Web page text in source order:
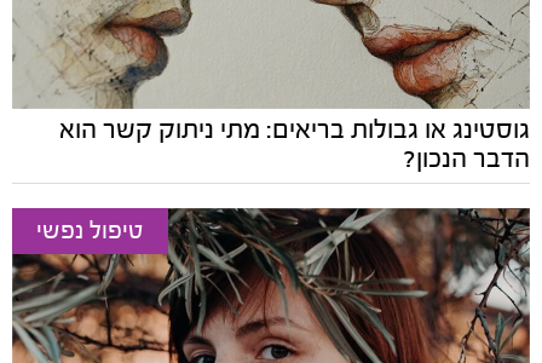
גוסטינג או גבולות בריאים: מתי ניתוק קשר הוא
הדבר הנכון?
טיפול נפשי